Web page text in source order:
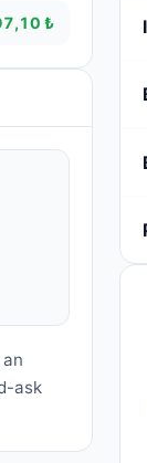
₺
ask